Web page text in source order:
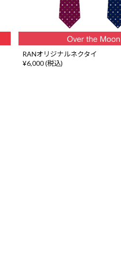
RANオリジナルネクタイ
¥6,000 (税込)